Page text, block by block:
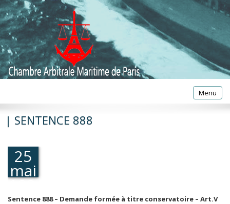
Toggle
Menu
| SENTENCE 888
25
mai
1994
Sentence 888 – Demande formée à titre conservatoire – Art.V